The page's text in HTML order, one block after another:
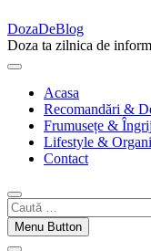
DozaDeBlog
Doza ta zilnica de
Acasa
Recomandări &
Frumusețe &
Lifestyle &
Contact
Caută
…Menu Button